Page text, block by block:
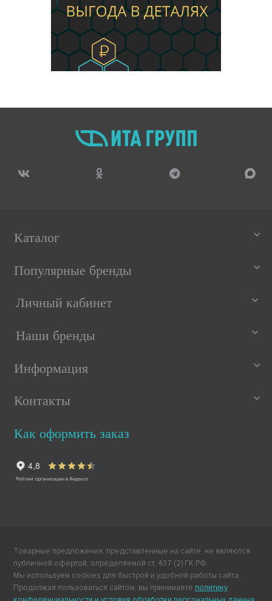
Каталог
Популярные бренды
Личный кабинет
Наши бренды
Информация
Контакты
Как оформить заказ
Товарные предложения, представленные на сайте, не являются
публичной офертой, определяемой ст. 437 (2) ГК РФ.
Мы используем cookies для быстрой и удобной работы сайта.
Продолжая пользоваться сайтом, вы принимаете политику